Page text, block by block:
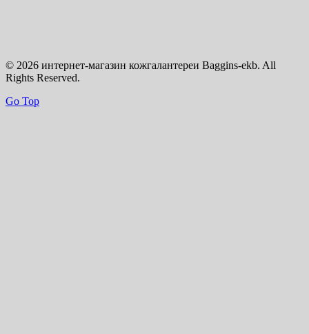
© 2026 интернет-магазин кожгалантереи Baggins-ekb. All
Rights Reserved.
Go Top